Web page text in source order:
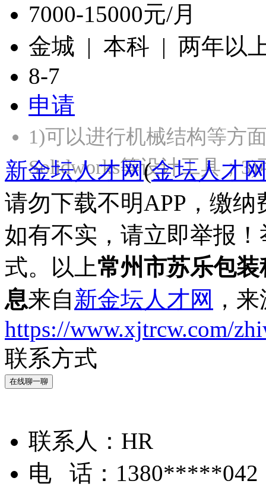
7000-15000元/月
金城 | 本科 | 两年以
8-7
申请
1)可以进行机械结构等方
Solidworks等设计工具；
新金坛人才网(金坛人才
请勿下载不明APP，缴
如有不实，请立即举报
式。以上常州市苏乐包
息来自新金坛人才网 ，
https://www.xjtrcw.com/
联系方式
在线聊一聊
联系人： HR
电 话： 1380*****042